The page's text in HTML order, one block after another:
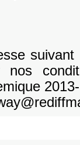
nos